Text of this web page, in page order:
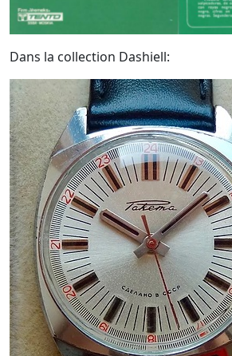
Dans la collection Dashiell: